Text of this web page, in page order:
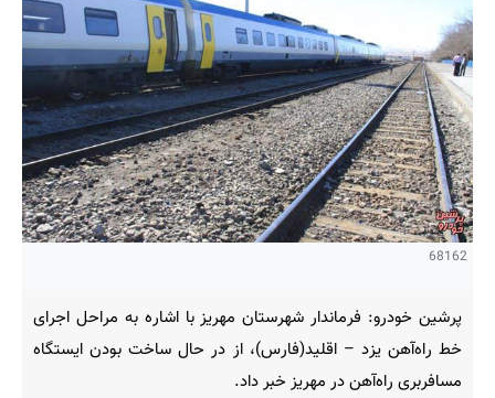
68162
پرشین خودرو: فرماندار شهرستان مهریز با اشاره به مراحل اجرای
خط راه‌آهن یزد – اقلید(فارس)، از در حال ساخت بودن ایستگاه
مسافربری راه‌آهن در مهریز خبر داد.